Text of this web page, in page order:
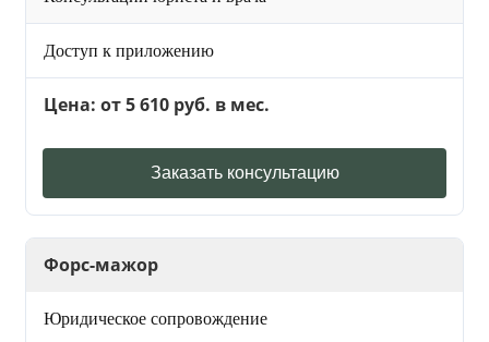
Доступ к приложению
Цена: от 5 610 руб. в мес.
Заказать консультацию
Форс-мажор
Юридическое сопровождение